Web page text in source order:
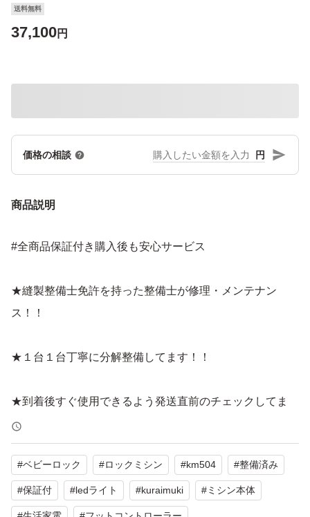
送料無料
37,100円
価格の相談 円
商品説明
#全商品保証付き購入後も安心サービス
★縫製整備士免許を持った整備士が修理・メンテナン
ス！！
★１台１台丁寧に分解整備してます！！
★到着後すぐ使用できるよう発送直前のチェックしてま
す！！
人気のベビーロック２本針４本糸オーバーロックミシンで
す。
クライ・ムキさん監修のモデルです。
#ベビーロック #ロックミシン #km504 #整備済み
#保証付 #ledライト #kuraimuki #ミシン本体